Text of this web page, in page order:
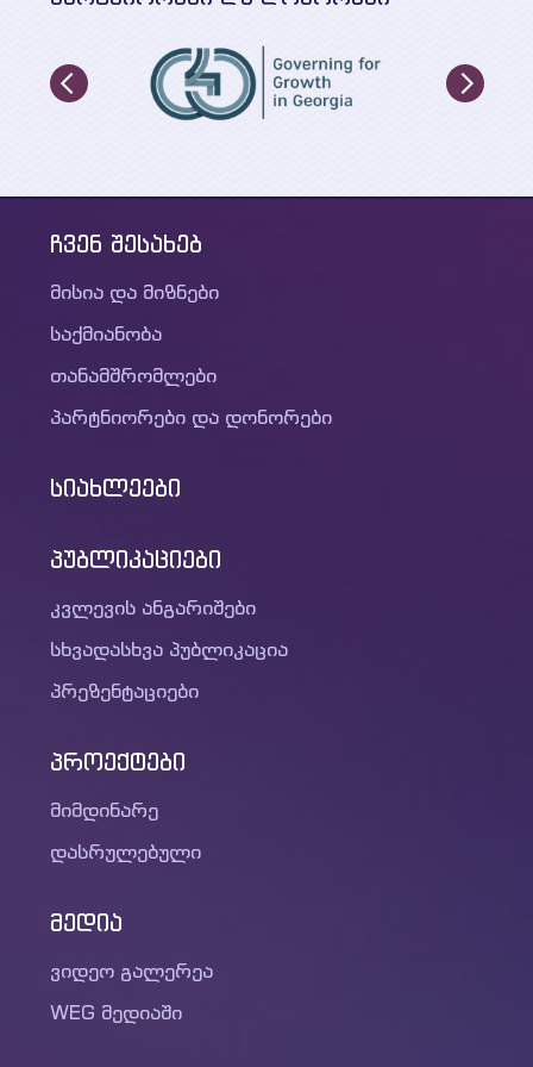
ჩვენ შესახებ
მისია და მიზნები
საქმიანობა
თანამშრომლები
პარტნიორები და დონორები
სიახლეები
პუბლიკაციები
კვლევის ანგარიშები
სხვადასხვა პუბლიკაცია
პრეზენტაციები
პროექტები
მიმდინარე
დასრულებული
მედია
ვიდეო გალერეა
WEG მედიაში